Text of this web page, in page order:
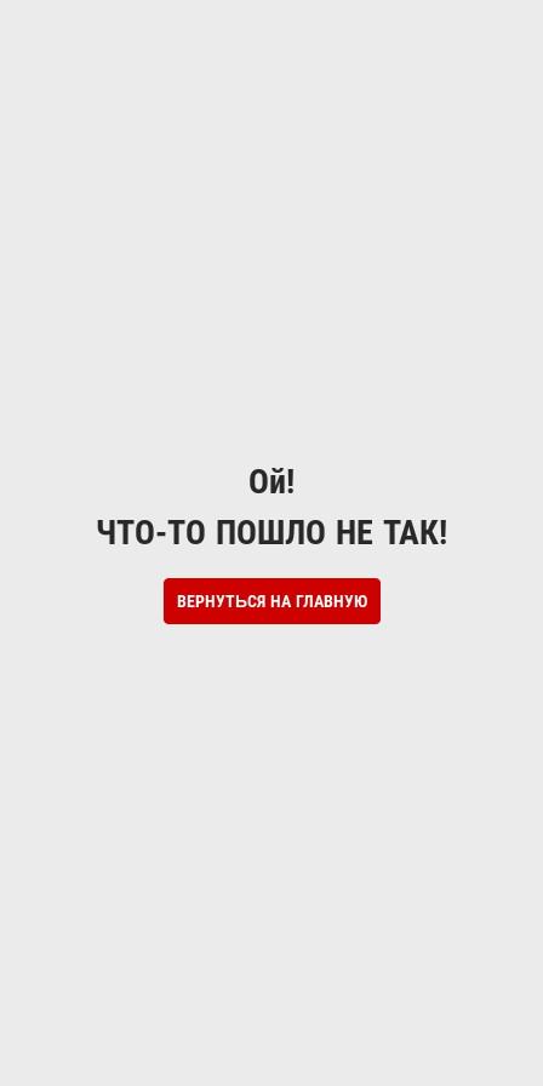
Ой!
ЧТО-ТО ПОШЛО НЕ ТАК!
ВЕРНУТЬСЯ НА ГЛАВНУЮ